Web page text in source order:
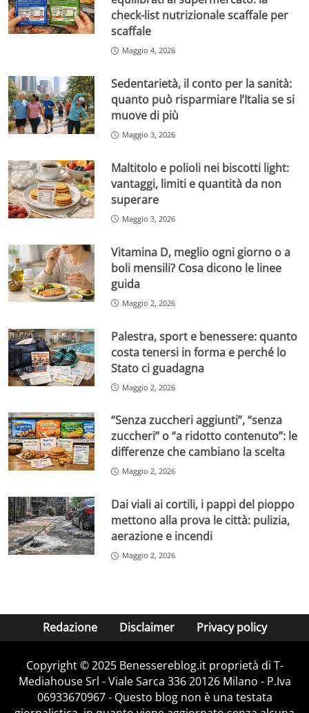
check-list nutrizionale scaffale per
scaffale
Maggio 4, 2026
Sedentarietà, il conto per la sanità:
quanto può risparmiare l’Italia se si
muove di più
Maggio 3, 2026
Maltitolo e polioli nei biscotti light:
vantaggi, limiti e quantità da non
superare
Maggio 3, 2026
Vitamina D, meglio ogni giorno o a
boli mensili? Cosa dicono le linee
guida
Maggio 2, 2026
Palestra, sport e benessere: quanto
costa tenersi in forma e perché lo
Stato ci guadagna
Maggio 2, 2026
“Senza zuccheri aggiunti”, “senza
zuccheri” o “a ridotto contenuto”: le
differenze che cambiano la scelta
Maggio 2, 2026
Dai viali ai cortili, i pappi del pioppo
mettono alla prova le città: pulizia,
aerazione e incendi
Maggio 2, 2026
Redazione Disclaimer Privacy policy
Copyright © 2025 Benessereblog.it proprietà di T-
Mediahouse Srl - Viale Sarca 336 20126 Milano - P.Iva
06933670967 - Questo blog non è una testata